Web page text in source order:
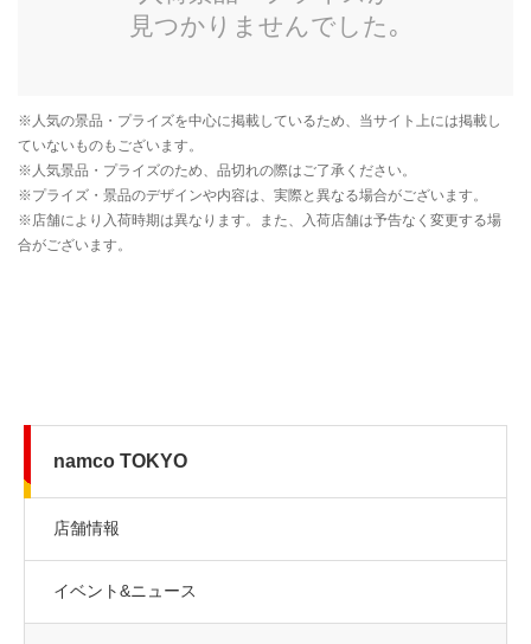
namco TOKYO
店舗情報
イベント&ニュース